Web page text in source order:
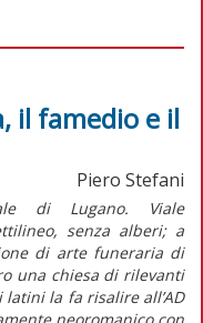
il famedio e il
Piero Stefani
di Lugano. Viale
senza alberi; a
di arte funeraria di
una chiesa di rilevanti
la fa risalire all’AD